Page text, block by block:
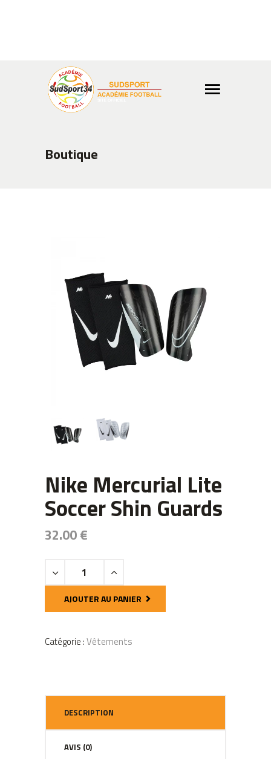
Boutique
Nike Mercurial Lite
Soccer Shin Guards
32.00€
Soccer
Guards
AJOUTER AU PANIER
Catégorie :Vêtements
DESCRIPTION
AVIS (0)